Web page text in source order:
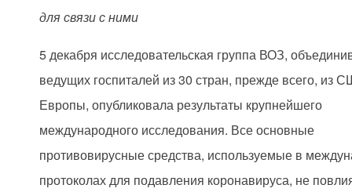
для связи с ними
5 декабря исследовательская группа ВОЗ,
ведущих госпиталей из 30 стран, прежде всего, из
Европы, опубликовала результаты крупнейшего
международного исследования. Все основные
противовирусные средства, используемые в
протоколах для подавления коронавируса, не